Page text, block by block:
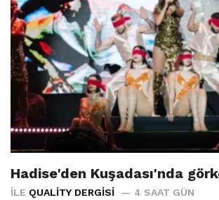
Hadise'den Kuşadası'nda
İLE QUALITY DERGISI 4 SAAT GÜN